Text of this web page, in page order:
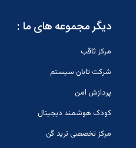
دیگر مجموعه های ما :
مرکز ثاقب
شرکت تابان سیستم
پردازش امن
کودک هوشمند دیجیتال
مرکز تخصصی ترید گن